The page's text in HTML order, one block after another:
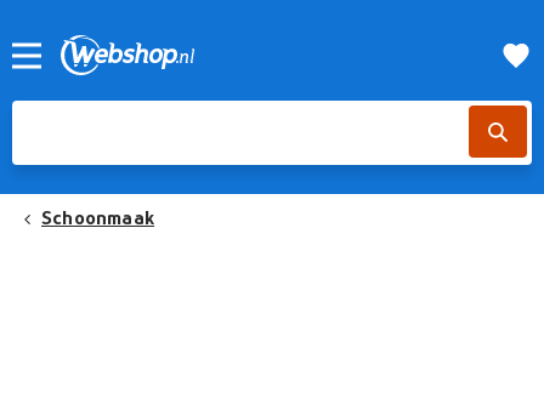
Schoonmaak